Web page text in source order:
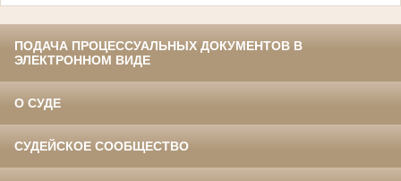
ПОДАЧА ПРОЦЕССУАЛЬНЫХ ДОКУМЕНТОВ В
ЭЛЕКТРОННОМ ВИДЕ
О СУДЕ
СУДЕЙСКОЕ СООБЩЕСТВО